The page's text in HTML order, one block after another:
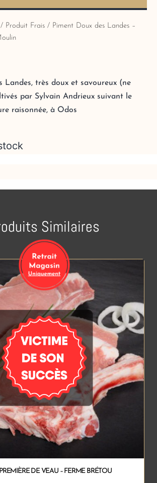
/ Produit Frais / Piment Doux des Landes –
Landes, très doux et savoureux (ne
par Sylvain Andrieux suivant le
raisonnée, à Odos
Similaires
DE VEAU – FERME BRÉTOU